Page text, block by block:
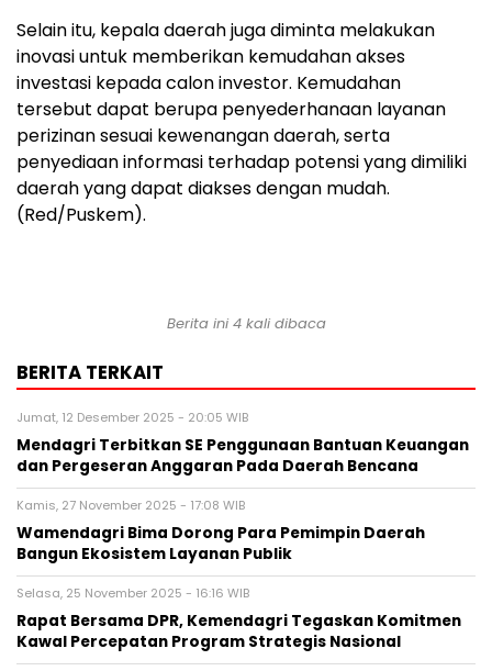
Selain itu, kepala daerah juga diminta melakukan
inovasi untuk memberikan kemudahan akses
investasi kepada calon investor. Kemudahan
tersebut dapat berupa penyederhanaan layanan
perizinan sesuai kewenangan daerah, serta
penyediaan informasi terhadap potensi yang dimiliki
daerah yang dapat diakses dengan mudah.
(Red/Puskem).
Berita ini 4 kali dibaca
BERITA TERKAIT
Jumat, 12 Desember 2025 - 20:05 WIB
Mendagri Terbitkan SE Penggunaan Bantuan Keuangan
dan Pergeseran Anggaran Pada Daerah Bencana
Kamis, 27 November 2025 - 17:08 WIB
Wamendagri Bima Dorong Para Pemimpin Daerah
Bangun Ekosistem Layanan Publik
Selasa, 25 November 2025 - 16:16 WIB
Rapat Bersama DPR, Kemendagri Tegaskan Komitmen
Kawal Percepatan Program Strategis Nasional